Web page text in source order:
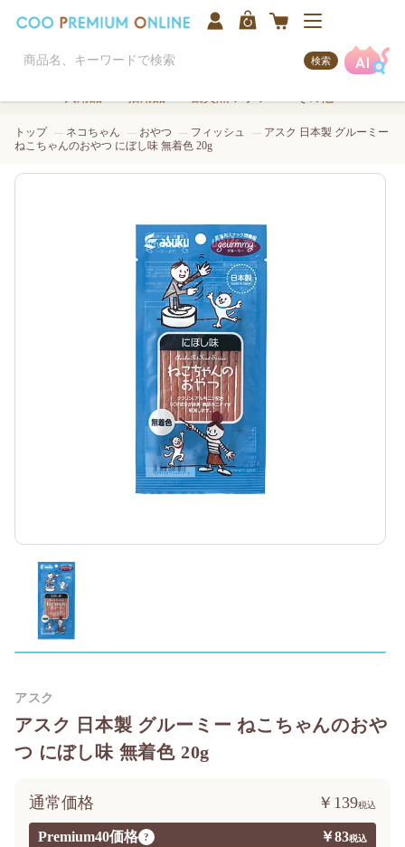
検索
トップ ネコちゃん おやつ フィッシュ
アスク 日本製 グルーミー
ねこちゃんのおやつ にぼし味 無着色 20g
アスク 日本製 グルーミー ねこちゃんのおや
つ にぼし味 無着色 20g
Premium40価格 ? ￥83
通常価格 ￥139
アスク